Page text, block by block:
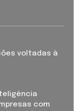
voltadas à
com